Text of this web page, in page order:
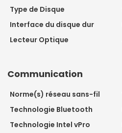
Type de Disque
Interface du disque dur
Lecteur Optique
Communication
Norme(s) réseau sans-fil
Technologie Bluetooth
Technologie Intel vPro